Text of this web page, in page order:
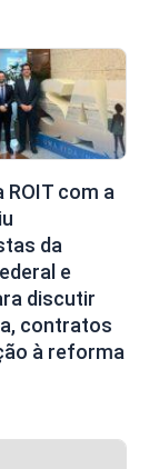
ROIT com a
da
e
discutir
contratos
à reforma